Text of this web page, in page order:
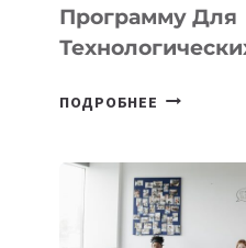
Программу Для
ПОДРОБНЕЕ ОТКРЫТ
DEAL
VELOCITY
BY